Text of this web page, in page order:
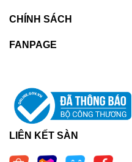
CHÍNH SÁCH
FANPAGE
LIÊN KẾT SÀN